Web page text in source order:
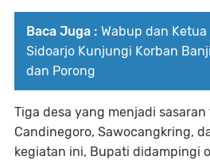
Baca Juga : Wabup dan Ketua
Sidoarjo Kunjungi Korban
dan Porong
Tiga desa yang menjadi
Candinegoro, Sawocangkring,
kegiatan ini, Bupati didampingi